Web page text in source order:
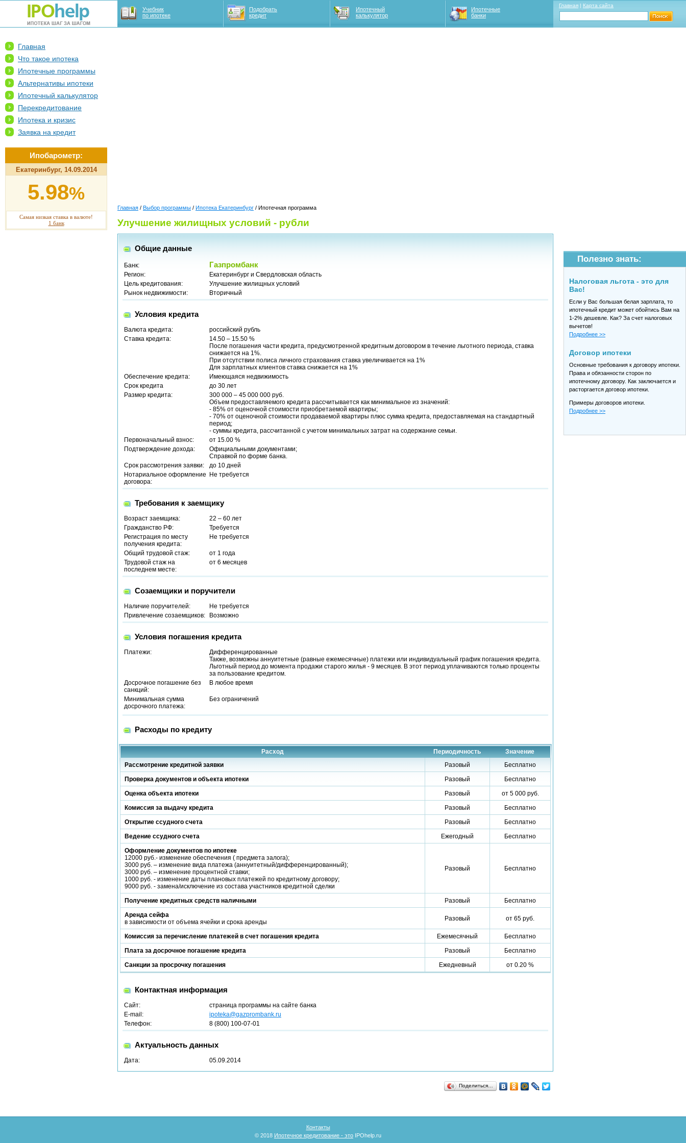
Учебник
по ипотеке
Подобрать
кредит
Ипотечный
калькулятор
Ипотечные
банки
Главная | Карта сайта
Главная
Что такое ипотека
Ипотечные программы
Альтернативы ипотеки
Ипотечный калькулятор
Перекредитование
Ипотека и кризис
Заявка на кредит
Ипобарометр:
Екатеринбург, 14.09.2014
5.98%
Самая низкая ставка в валюте!
1 банк
Главная / Выбор программы / Ипотека Екатеринбург / Ипотечная программа
Улучшение жилищных условий - рубли
Общие данные
Банк: Газпромбанк
Регион:
Екатеринбург и Свердловская область
Цель кредитования:
Улучшение жилищных условий
Рынок недвижимости:
Вторичный
Условия кредита
Валюта кредита:
российский рубль
Ставка кредита:
14.50 – 15.50 %
После погашения части кредита, предусмотренной кредитным договором в течение льготного периода, ставка
снижается на 1%.
При отсутствии полиса личного страхования ставка увеличивается на 1%
Для зарплатных клиентов ставка снижается на 1%
Обеспечение кредита:
Имеющаяся недвижимость
Срок кредита
до 30 лет
Размер кредита:
300 000 – 45 000 000 руб.
Объем предоставляемого кредита рассчитывается как минимальное из значений:
- 85% от оценочной стоимости приобретаемой квартиры;
- 70% от оценочной стоимости продаваемой квартиры плюс сумма кредита, предоставляемая на стандартный
период;
- суммы кредита, рассчитанной с учетом минимальных затрат на содержание семьи.
Первоначальный взнос:
от 15.00 %
Подтверждение дохода:
Официальными документами;
Справкой по форме банка.
Срок рассмотрения заявки:
до 10 дней
Нотариальное оформление
договора:
Не требуется
Требования к заемщику
Возраст заемщика:
22 – 60 лет
Гражданство РФ:
Требуется
Регистрация по месту
получения кредита:
Не требуется
Общий трудовой стаж:
от 1 года
Трудовой стаж на
последнем месте:
от 6 месяцев
Созаемщики и поручители
Наличие поручителей:
Не требуется
Привлечение созаемщиков:
Возможно
Условия погашения кредита
Платежи:
Дифференцированные
Также, возможны аннуитетные (равные ежемесячные) платежи или индивидуальный график погашения кредита.
Льготный период до момента продажи старого жилья - 9 месяцев. В этот период уплачиваются только проценты
за пользование кредитом.
Досрочное погашение без
санкций:
В любое время
Минимальная сумма
досрочного платежа:
Без ограничений
Расходы по кредиту
Расход Периодичность
Значение
Рассмотрение кредитной заявки
Разовый
Бесплатно
Проверка документов и объекта ипотеки
Разовый
Бесплатно
Оценка объекта ипотеки
Разовый
от 5 000 руб.
Комиссия за выдачу кредита
Разовый
Бесплатно
Открытие ссудного счета
Разовый
Бесплатно
Ведение ссудного счета
Ежегодный
Бесплатно
Оформление документов по ипотеке
12000 руб.- изменение обеспечения ( предмета залога);
3000 руб. – изменение вида платежа (аннуитетный/дифференцированный);
3000 руб. – изменение процентной ставки;
1000 руб. - изменение даты плановых платежей по кредитному договору;
9000 руб. - замена/исключение из состава участников кредитной сделки
Разовый Бесплатно
Получение кредитных средств наличными Разовый
Бесплатно
Аренда сейфа
в зависимости от объема ячейки и срока аренды
Разовый от 65 руб.
Комиссия за перечисление платежей в счет погашения кредита Ежемесячный
Бесплатно
Плата за досрочное погашение кредита
Разовый
Бесплатно
Санкции за просрочку погашения
Ежедневный от 0.20 %
Контактная информация
Сайт:
страница программы на сайте банка
E-mail:
ipoteka@gazprombank.ru
Телефон:
8 (800) 100-07-01
Актуальность данных
Дата: 05.09.2014
Поделиться…
Полезно знать:
Налоговая льгота - это для
Вас!
Если у Вас большая белая зарплата, то
ипотечный кредит может обойтись Вам на
1-2% дешевле. Как? За счет налоговых
вычетов!
Подробнее >>
Договор ипотеки
Основные требования к договору ипотеки.
Права и обязанности сторон по
ипотечному договору. Как заключается и
расторгается договор ипотеки.
Примеры договоров ипотеки.
Подробнее >>
Контакты
© 2018 Ипотечное кредитование - это IPOhelp.ru